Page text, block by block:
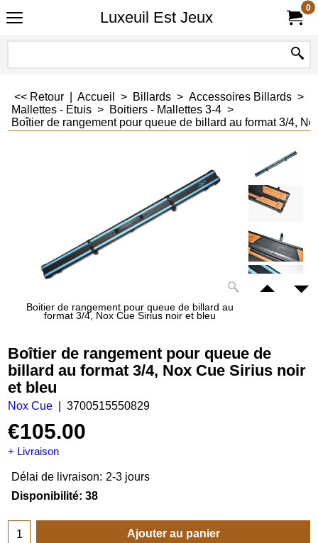
Luxeuil Est Jeux
0
<< Retour Accueil > Billards > Accessoires Billards >
Mallettes - Etuis > Boitiers - Mallettes 3-4 >
Boîtier de rangement pour queue de billard au format 3/4,
Boitier de rangement pour queue de billard au
format 3/4, Nox Cue Sirius noir et bleu
Boîtier de rangement pour queue de
billard au format 3/4, Nox Cue Sirius noir
et bleu
Nox Cue 3700515550829
€105.00
+ Livraison
Délai de livraison: 2-3 jours
Disponibilité: 38
Ajouter au panier